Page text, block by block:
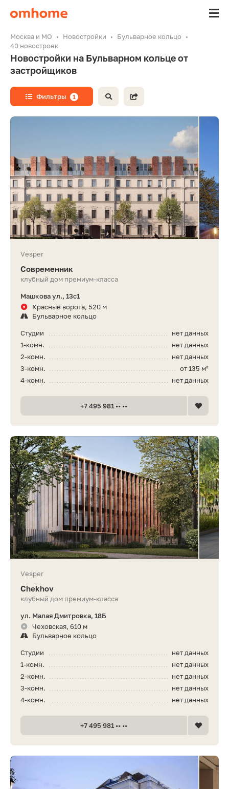
Москва и МО Новостройки
Бульварное кольцо
40 новостроек
Новостройки на Бульварном кольце от
застройщиков
Фильтры 1
Vesper
Современник
клубный дом премиум-класса
Машкова ул., 13с1
Красные ворота, 520 м
Бульварное кольцо
нет данных
Студии
нет данных
1-комн.
нет данных
2-комн.
от 135 м²
3-комн.
нет данных
4-комн.
+7 495 981 •• ••
Vesper
Chekhov
клубный дом премиум-класса
ул. Малая Дмитровка, 18Б
Чеховская, 610 м
Бульварное кольцо
нет данных
Студии
нет данных
1-комн.
нет данных
2-комн.
нет данных
3-комн.
нет данных
4-комн.
+7 495 981 •• ••